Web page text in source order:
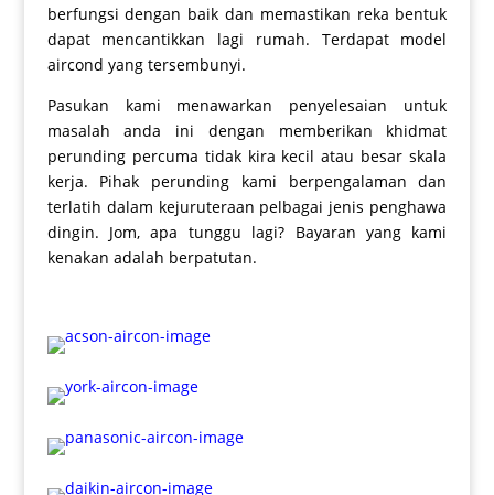
berfungsi dengan baik dan memastikan reka bentuk
dapat mencantikkan lagi rumah. Terdapat model
aircond yang tersembunyi.
Pasukan kami menawarkan penyelesaian untuk
masalah anda ini dengan memberikan khidmat
perunding percuma tidak kira kecil atau besar skala
kerja. Pihak perunding kami berpengalaman dan
terlatih dalam kejuruteraan pelbagai jenis penghawa
dingin. Jom, apa tunggu lagi? Bayaran yang kami
kenakan adalah berpatutan.